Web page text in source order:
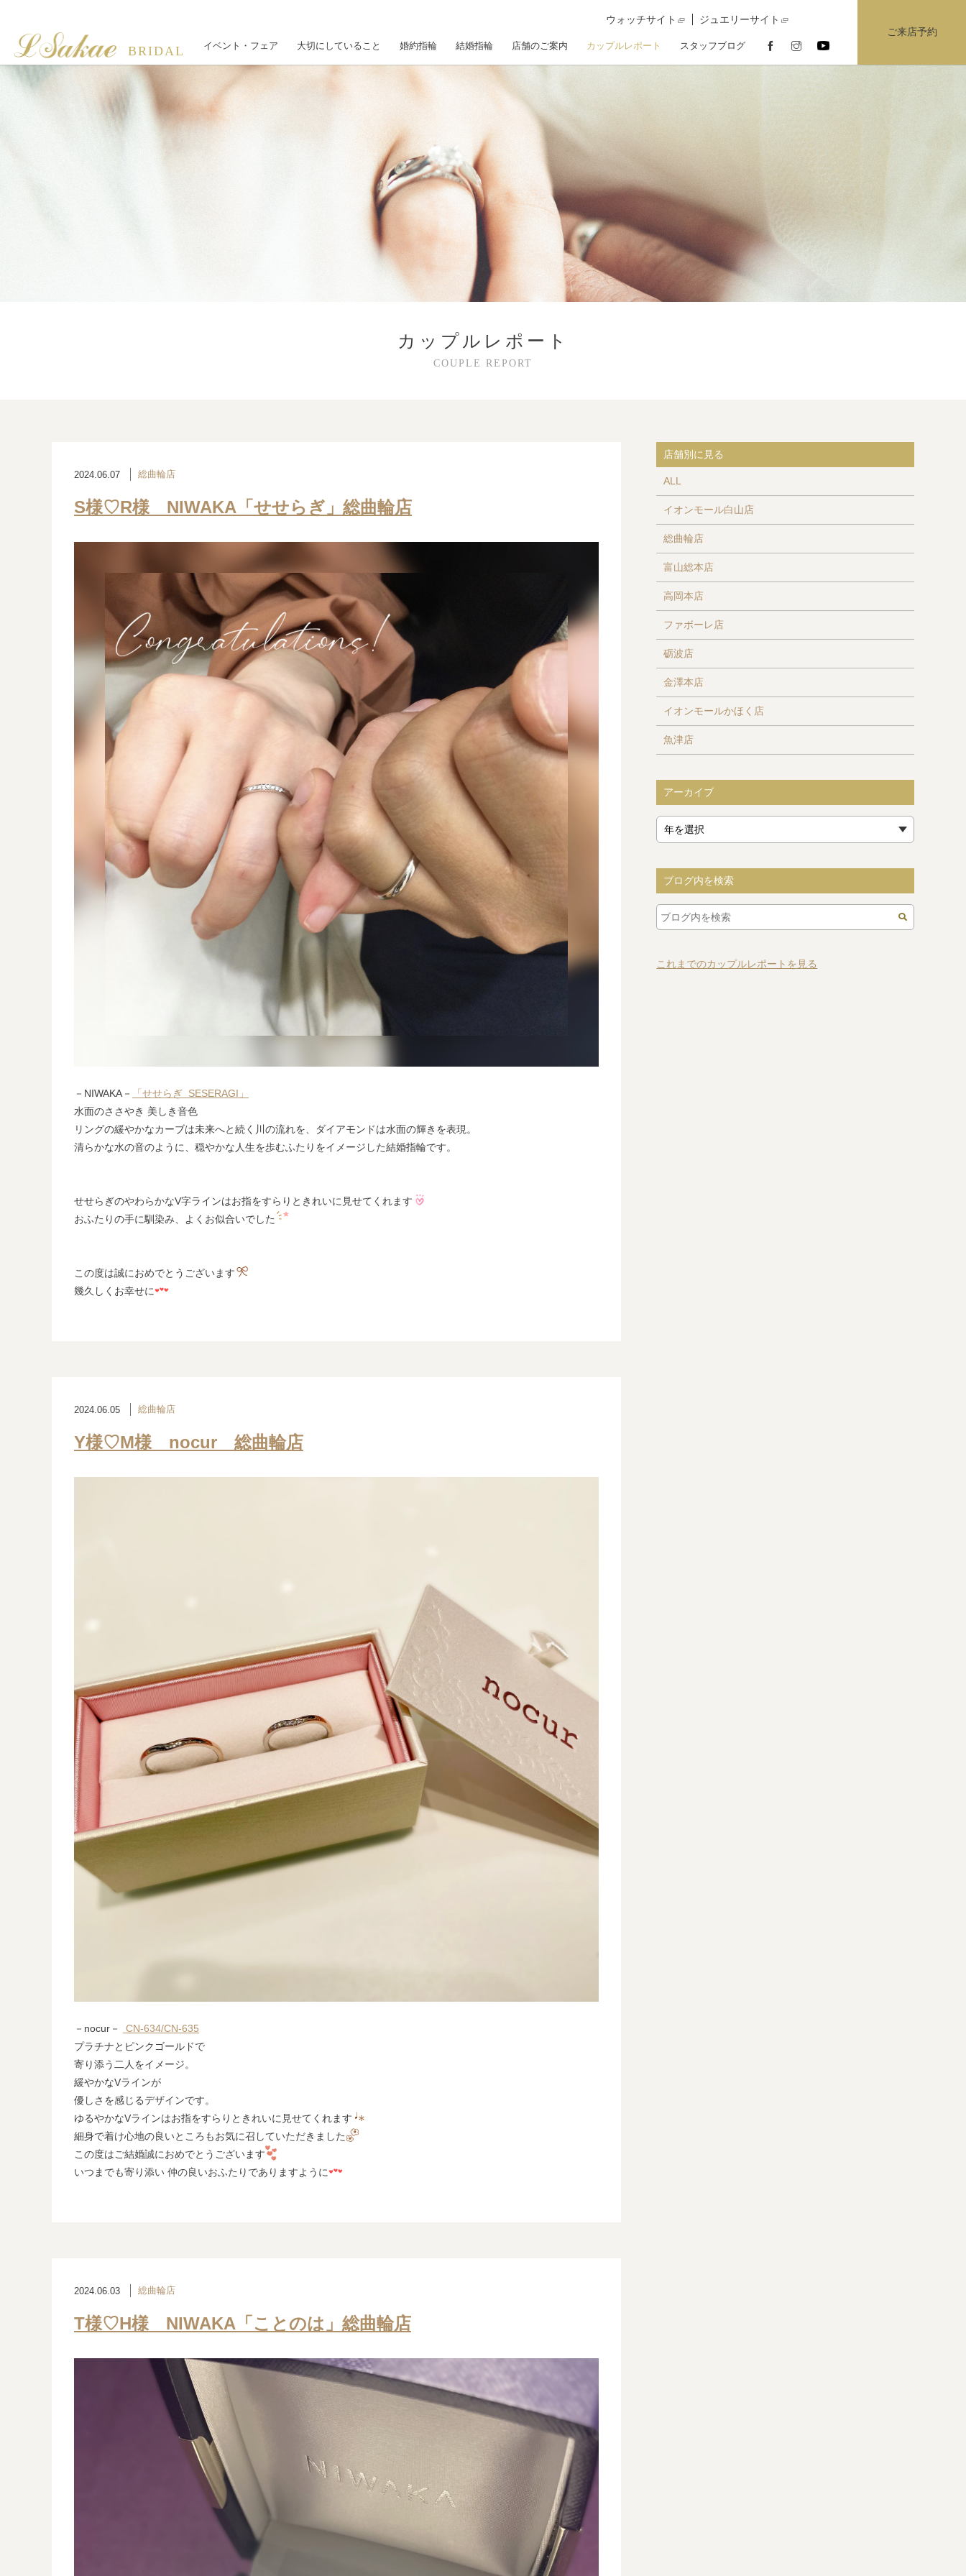
BRIDAL
ウォッチサイト ジュエリーサイト
イベント・フェア 大切にしていること 婚約指輪 結婚指輪 店舗のご案内 カップルレポート スタッフブログ
ご来店予約
カップルレポート
COUPLE REPORT
2024.06.07 総曲輪店
S様♡R様 NIWAKA「せせらぎ」総曲輪店
－NIWAKA－ 「せせらぎ SESERAGI」
水面のささやき 美しき音色
リングの緩やかなカーブは未来へと続く川の流れを、ダイアモンドは水面の輝きを表現。
清らかな水の音のように、穏やかな人生を歩むふたりをイメージした結婚指輪です。
せせらぎのやわらかなV字ラインはお指をすらりときれいに見せてくれます
おふたりの手に馴染み、よくお似合いでした
この度は誠におめでとうございます
幾久しくお幸せに
2024.06.05 総曲輪店
Y様♡M様 nocur 総曲輪店
－nocur－
CN-634/CN-635
プラチナとピンクゴールドで
寄り添う二人をイメージ。
緩やかなVラインが
優しさを感じるデザインです。
ゆるやかなVラインはお指をすらりときれいに見せてくれます
細身で着け心地の良いところもお気に召していただきました
この度はご結婚誠におめでとうございます
いつまでも寄り添い 仲の良いおふたりでありますように
2024.06.03 総曲輪店
T様♡H様 NIWAKA「ことのは」総曲輪店
店舗別に見る
ALL
イオンモール白山店
総曲輪店
富山総本店
高岡本店
ファボーレ店
砺波店
金澤本店
イオンモールかほく店
魚津店
アーカイブ
ブログ内を検索
これまでのカップルレポートを見る